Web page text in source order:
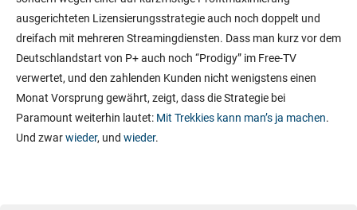
ausgerichteten Lizensierungsstrategie auch noch doppelt und
dreifach mit mehreren Streamingdiensten. Dass man kurz vor dem
Deutschlandstart von P+ auch noch “Prodigy” im Free-TV
verwertet, und den zahlenden Kunden nicht wenigstens einen
Monat Vorsprung gewährt, zeigt, dass die Strategie bei
Paramount weiterhin lautet: Mit Trekkies kann man’s ja machen.
Und zwarwieder, und wieder.